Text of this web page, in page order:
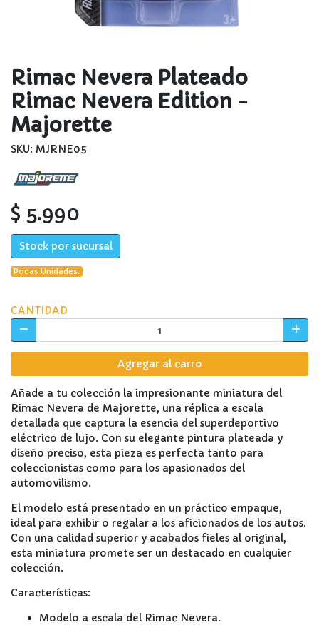
Rimac Nevera Plateado
Rimac Nevera Edition -
Majorette
SKU: MJRNE05
$ 5.990
Stock por sucursal
Pocas Unidades.
CANTIDAD
Agregar al carro
Añade a tu colección la impresionante miniatura del
Rimac Nevera de Majorette, una réplica a escala
detallada que captura la esencia del superdeportivo
eléctrico de lujo. Con su elegante pintura plateada y
diseño preciso, esta pieza es perfecta tanto para
coleccionistas como para los apasionados del
automovilismo.
El modelo está presentado en un práctico empaque,
ideal para exhibir o regalar a los aficionados de los autos.
Con una calidad superior y acabados fieles al original,
esta miniatura promete ser un destacado en cualquier
colección.
Características:
Modelo a escala del Rimac Nevera.